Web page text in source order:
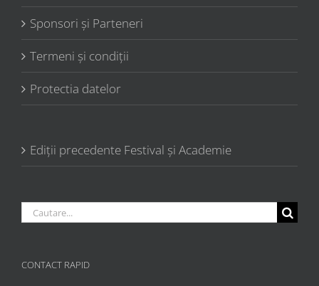
Sponsori şi Parteneri
Termeni şi condiţii
Protectia datelor
Ediții precedente Festival și Academie
Cautare...
CONTACT RAPID